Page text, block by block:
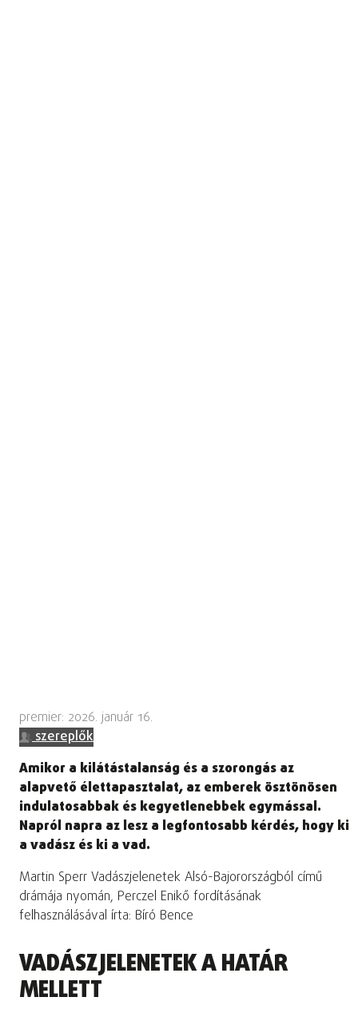
premier: 2026. január 16.
szereplők
Amikor a kilátástalanság és a szorongás az
alapvető élettapasztalat, az emberek ösztönösen
indulatosabbak és kegyetlenebbek egymással.
Napról napra az lesz a legfontosabb kérdés, hogy ki
a vadász és ki a vad.
Martin Sperr Vadászjelenetek Alsó-Bajorországból című
drámája nyomán, Perczel Enikő fordításának
felhasználásával írta: Bíró Bence
VADÁSZJELENETEK A HATÁR
MELLETT